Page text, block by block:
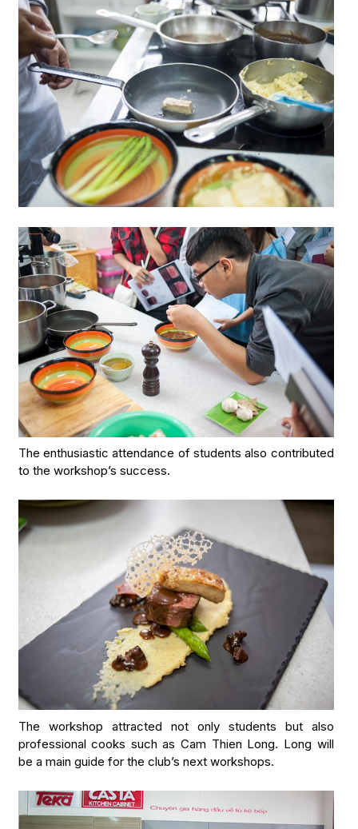
The enthusiastic attendance of students also contributed
to the workshop’s success.
The workshop attracted not only students but also
professional cooks such as Cam Thien Long. Long will
be a main guide for the club’s next workshops.